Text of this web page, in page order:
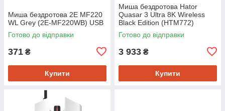
Миша бездротова 2E MF220
WL Grey (2E-MF220WB) USB
Готово до відправки
371 ₴
Купити
Миша бездротова Hator
Quasar 3 Ultra 8K Wireless
Black Edition (HTM772)
Готово до відправки
3 933 ₴
Купити